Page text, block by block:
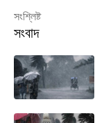
সংশ্লিষ্ট
সংবাদ